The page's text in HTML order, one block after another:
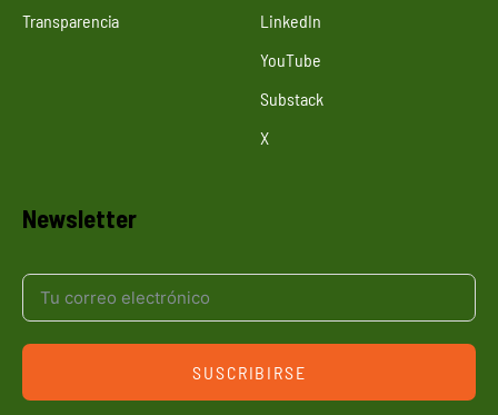
Transparencia
LinkedIn
YouTube
Substack
X
Newsletter
SUSCRIBIRSE